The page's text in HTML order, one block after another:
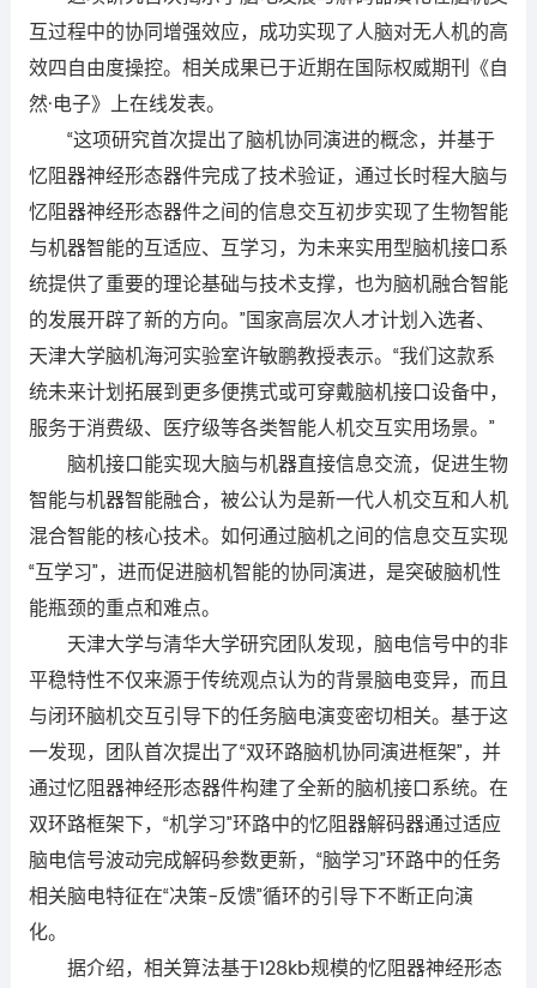
互过程中的协同增强效应，成功实现了人脑对无人机的高
效四自由度操控。相关成果已于近期在国际权威期刊《自
然·电子》上在线发表。
“这项研究首次提出了脑机协同演进的概念，并基于
忆阻器神经形态器件完成了技术验证，通过长时程大脑与
忆阻器神经形态器件之间的信息交互初步实现了生物智能
与机器智能的互适应、互学习，为未来实用型脑机接口系
统提供了重要的理论基础与技术支撑，也为脑机融合智能
的发展开辟了新的方向。”国家高层次人才计划入选者、
天津大学脑机海河实验室许敏鹏教授表示。“我们这款系
统未来计划拓展到更多便携式或可穿戴脑机接口设备中，
服务于消费级、医疗级等各类智能人机交互实用场景。”
脑机接口能实现大脑与机器直接信息交流，促进生物
智能与机器智能融合，被公认为是新一代人机交互和人机
混合智能的核心技术。如何通过脑机之间的信息交互实现
“互学习”，进而促进脑机智能的协同演进，是突破脑机性
能瓶颈的重点和难点。
天津大学与清华大学研究团队发现，脑电信号中的非
平稳特性不仅来源于传统观点认为的背景脑电变异，而且
与闭环脑机交互引导下的任务脑电演变密切相关。基于这
一发现，团队首次提出了“双环路脑机协同演进框架”，并
通过忆阻器神经形态器件构建了全新的脑机接口系统。在
双环路框架下，“机学习”环路中的忆阻器解码器通过适应
脑电信号波动完成解码参数更新，“脑学习”环路中的任务
相关脑电特征在“决策-反馈”循环的引导下不断正向演
化。
据介绍，相关算法基于128kb规模的忆阻器神经形态